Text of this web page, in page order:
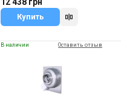
Купить
В наличии Оставить отзыв